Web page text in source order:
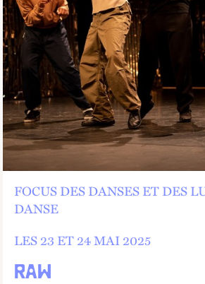
RAW
FOCUS DES DANSES ET DES
DANSE
LES 23 ET24 MAI 2025